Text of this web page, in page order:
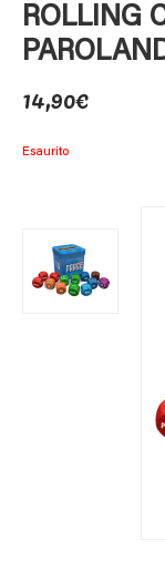
ROLLING
14,90€
Esaurito